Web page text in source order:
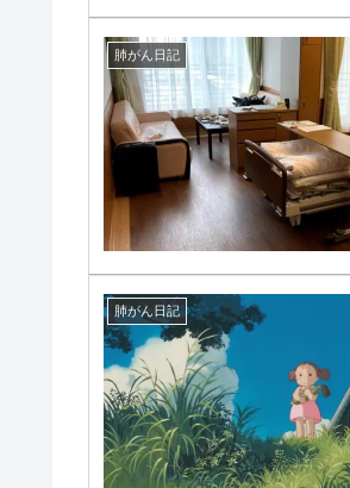
肺がん日記
肺がん日記